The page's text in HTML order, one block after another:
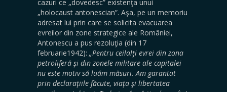
cazuri ce „dovedesc” existenţa unui
„holocaust antonescian”. Aşa, pe un memoriu
adresat lui prin care se solicita evacuarea
evreilor din zone strategice ale României,
Antonescu a pus rezoluţia (din 17
februarie1942): „Pentru ceilalţi evrei din zona
petroliferă şi din zonele militare ale capitalei
nu este motiv să luăm măsuri. Am garantat
prin declaraţiile făcute, viaţa şi libertatea